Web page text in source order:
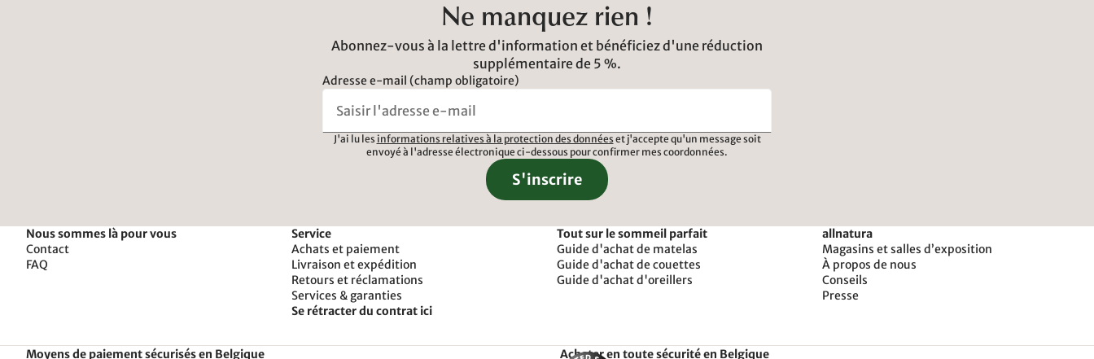
Ne manquez rien !
Abonnez-vous à la lettre d'information et bénéficiez d'une réduction
supplémentaire de 5 %.
Adresse e-mail (champ obligatoire)
J'ai lu les informations relatives à la protection des données et j'accepte qu'un message soit
envoyé à l'adresse électronique ci-dessous pour confirmer mes coordonnées.
S'inscrire
Nous sommes là pour vous
Contact
FAQ
Service
Achats et paiement
Livraison et expédition
Retours et réclamations
Services & garanties
Se rétracter du contrat ici
Tout sur le sommeil parfait
Guide d'achat de matelas
Guide d'achat de couettes
Guide d'achat d'oreillers
allnatura
Magasins et salles d’exposition
À propos de nous
Conseils
Presse
Moyens de paiement sécurisés en Belgique Acheter en toute sécurité en Belgique